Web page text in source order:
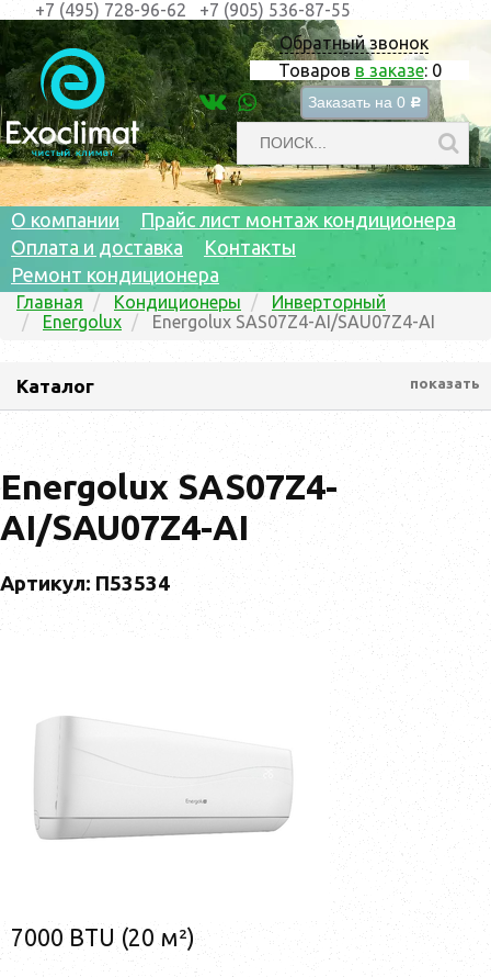
Обратный звонок
Товаров в заказе: 0
Заказать на 0 c
+7 (495) 728-96-62 +7 (905) 536-87-55
О компании
Прайс лист монтаж кондиционера
Оплата и доставка
Контакты
Ремонт кондиционера
Главная Кондиционеры
Инверторный
Energolux
Energolux SAS07Z4-AI/SAU07Z4-AI
Каталог показать
Energolux SAS07Z4-
AI/SAU07Z4-AI
Артикул: П53534
7000 BTU (20 м²)